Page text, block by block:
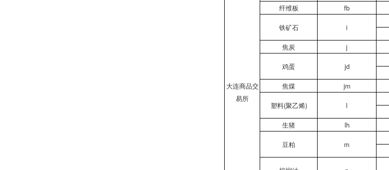
大连商品交
易所
纤维板
fb
铁矿石 i
焦炭
j
鸡蛋 jd
焦煤
jm
塑料(聚乙烯) l
生猪
lh
豆粕 m